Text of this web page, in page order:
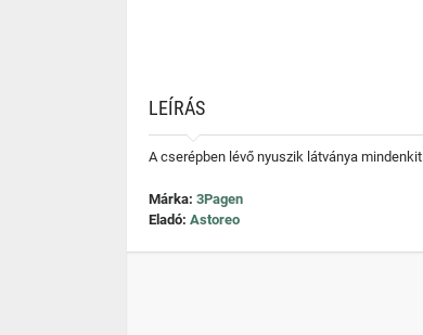
LEÍRÁS
A cserépben lévő nyuszik látványa
Márka: 3Pagen
Eladó: Astoreo